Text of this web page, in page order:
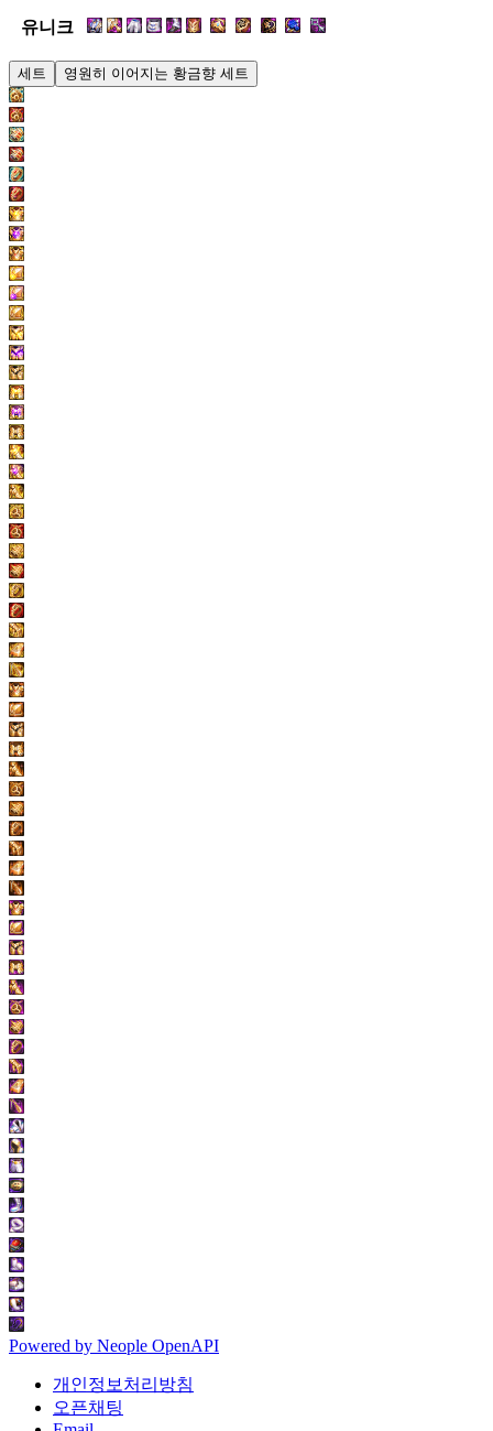
유니크
세트 영원히 이어지는 황금향 세트
Powered by Neople OpenAPI
개인정보처리방침
오픈채팅